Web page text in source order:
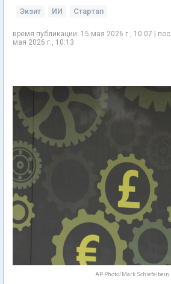
Экзит ИИ Стартап
время публикации: 15 мая 2026 г., 10:07 |
мая 2026 г., 10:13
AP Photo/Mark Schiefelbein